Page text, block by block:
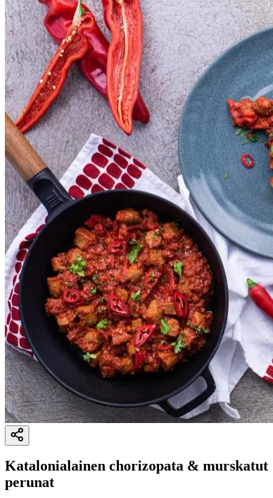
Katalonialainen chorizopata & murskatut
perunat